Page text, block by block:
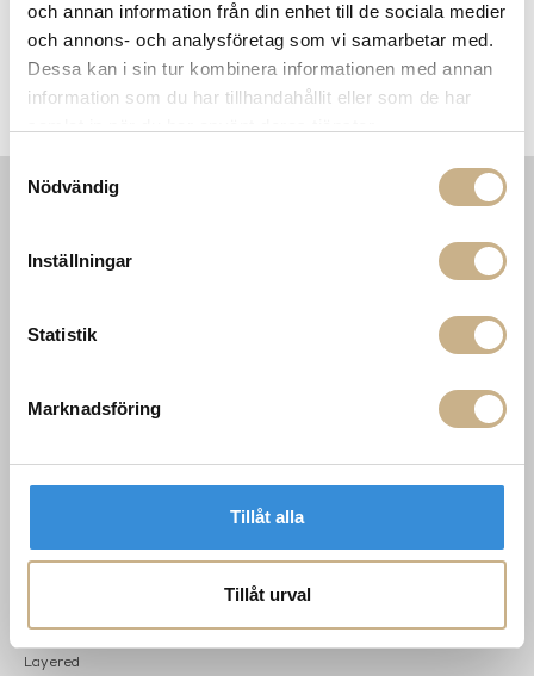
och annan information från din enhet till de sociala medier
och annons- och analysföretag som vi samarbetar med.
Dessa kan i sin tur kombinera informationen med annan
information som du har tillhandahållit eller som de har
Nödvändig
Inställningar
Statistik
Marknadsföring
Tillåt alla
Tillåt urval
Tyg metervara - PETIT
SCEAUX
Fåtölj - Verso Slipper chair
Startsidan
Karriär
Sommarstängt
Lör: 11-15
KATEGORIER
Layered
OK